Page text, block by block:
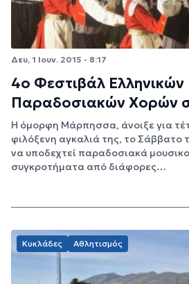
Δευ, 1 Ιουν. 2015 - 8:17
4ο Φεστιβάλ Ελληνικών
Παραδοσιακών Χορών
Η όμορφη Μάρπησσα, άνοιξε για
φιλόξενη αγκαλιά της, το Σάββατο
να υποδεχτεί παραδοσιακά
συγκροτήματα από διάφορες…
Κυκλάδες Αθλητισμός